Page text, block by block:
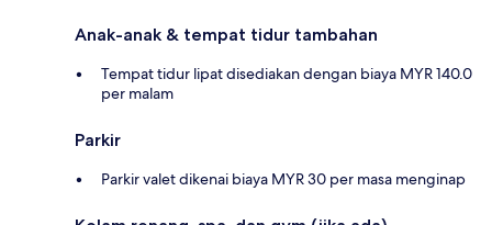
Anak-anak & tempat tidur tambahan
Tempat tidur lipat disediakan dengan biaya MYR 140.0
per malam
Parkir
Parkir valet dikenai biaya MYR 30 per masa menginap